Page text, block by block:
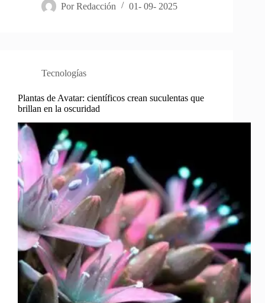
Por Redacción 01- 09- 2025
Tecnologías
Plantas de Avatar: científicos crean suculentas que
brillan en la oscuridad